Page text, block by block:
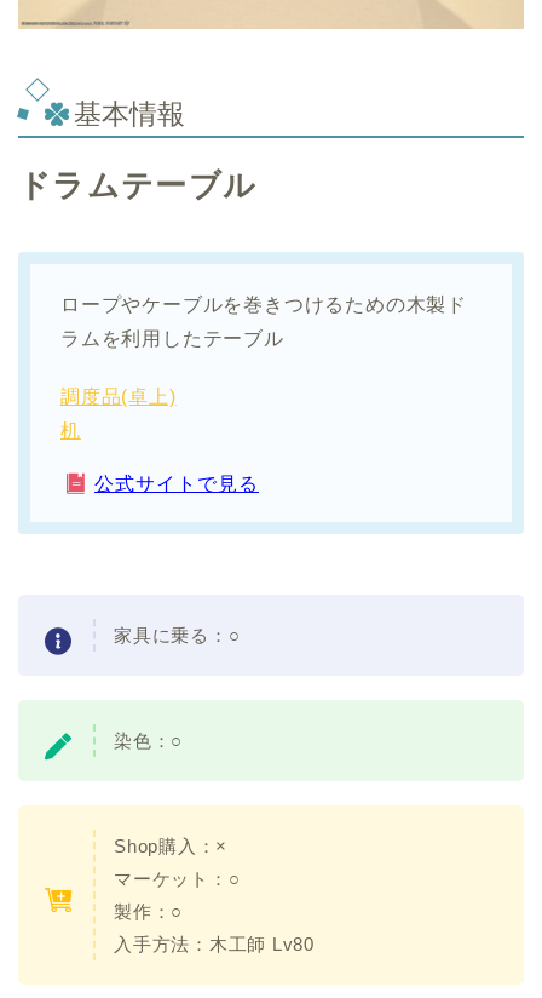
基本情報
ドラムテーブル
ロープやケーブルを巻きつけるための木製ド
ラムを利用したテーブル
調度品(卓上)
机
公式サイトで見る
家具に乗る：○
染色：○
Shop購入：×
マーケット：○
製作：○
入手方法：木工師 Lv80